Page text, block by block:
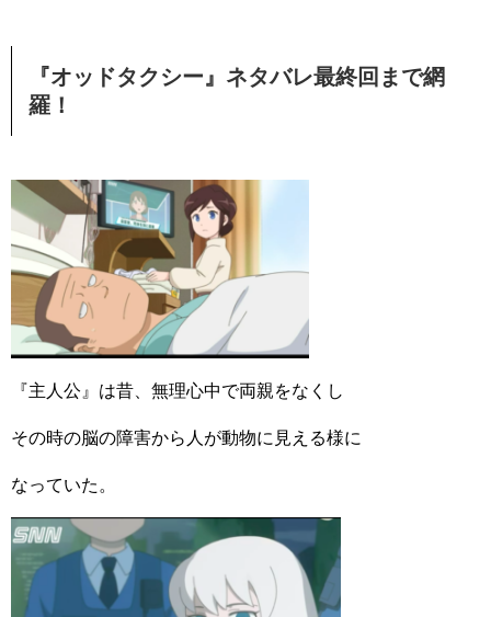
『オッドタクシー』ネタバレ最終回まで網
羅！
『主人公』は昔、無理心中で両親をなくし
その時の脳の障害から人が動物に見える様に
なっていた。